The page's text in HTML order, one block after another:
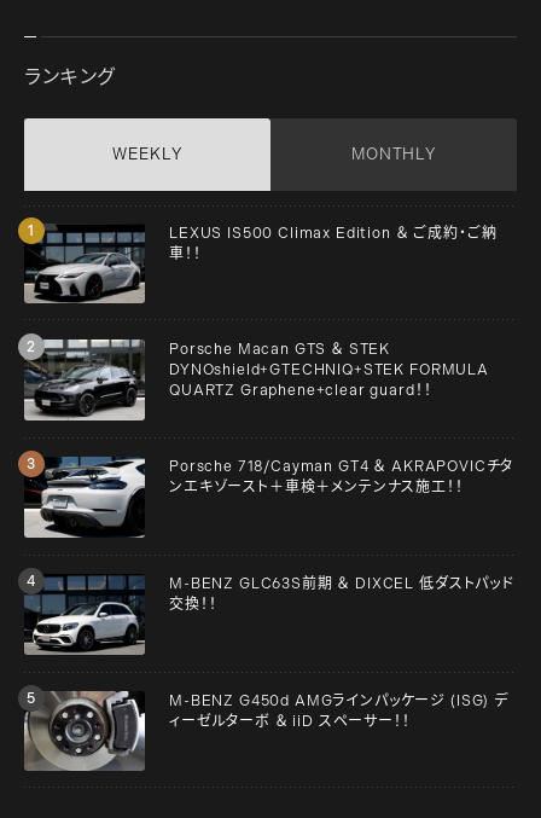
ランキング
WEEKLY MONTHLY
LEXUS IS500 Climax Edition ＆ ご成約・ご納
車！！
Porsche Macan GTS ＆ STEK
DYNOshield+GTECHNIQ+STEK FORMULA
QUARTZ Graphene+clear guard！！
Porsche 718/Cayman GT4 ＆ AKRAPOVICチタ
ンエキゾースト＋車検＋メンテンナス施工！！
M-BENZ GLC63S前期 ＆ DIXCEL 低ダストパッド
交換！！
M-BENZ G450d AMGラインパッケージ (ISG) デ
ィーゼルターボ ＆ iiD スペーサー！！